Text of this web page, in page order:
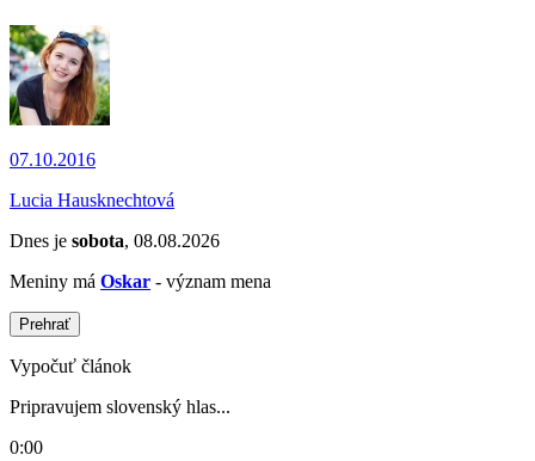
07.10.2016
Lucia Hausknechtová
Dnes je sobota, 08.08.2026
Meniny má Oskar - význam mena
Prehrať
Vypočuť článok
Pripravujem slovenský hlas...
0:00